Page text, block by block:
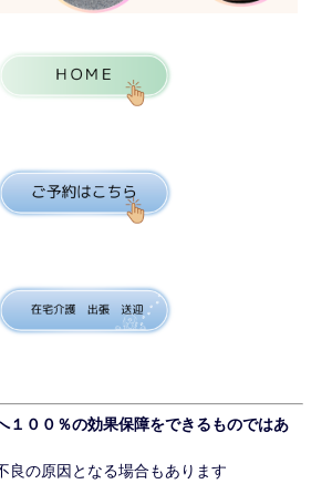
１００％の効果保障をできるものではあ
良の原因となる場合もあります